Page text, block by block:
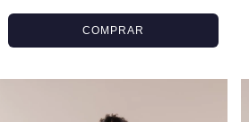
COMPRAR